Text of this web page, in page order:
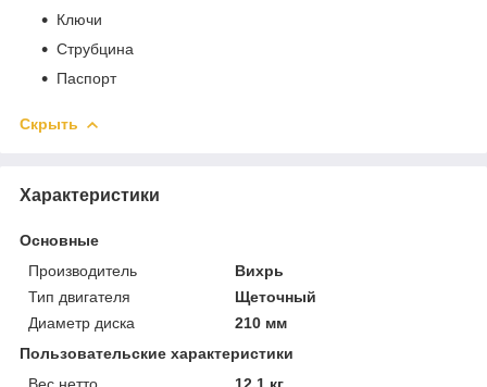
Ключи
Струбцина
Паспорт
Скрыть
Характеристики
Основные
Производитель
Вихрь
Тип двигателя
Щеточный
Диаметр диска
210 мм
Пользовательские характеристики
Вес нетто
12.1 кг